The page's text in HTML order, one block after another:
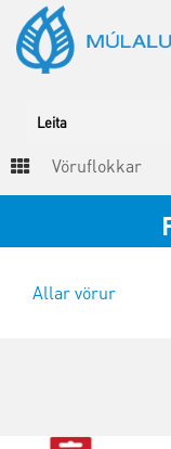
Vöruflokkar
Allar vörur